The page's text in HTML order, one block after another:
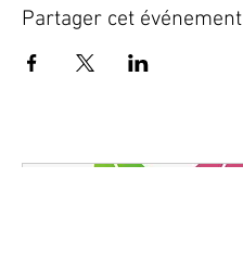
Partager cet événement